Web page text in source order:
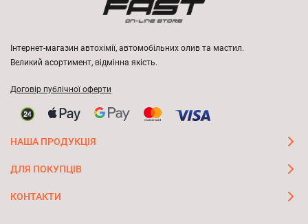
Інтернет-магазин автохімії, автомобільних олив та мастил.
Великий асортимент, відмінна якість.
Договір публічної оферти
НАША ПРОДУКЦІЯ
ДЛЯ ПОКУПЦІВ
КОНТАКТИ